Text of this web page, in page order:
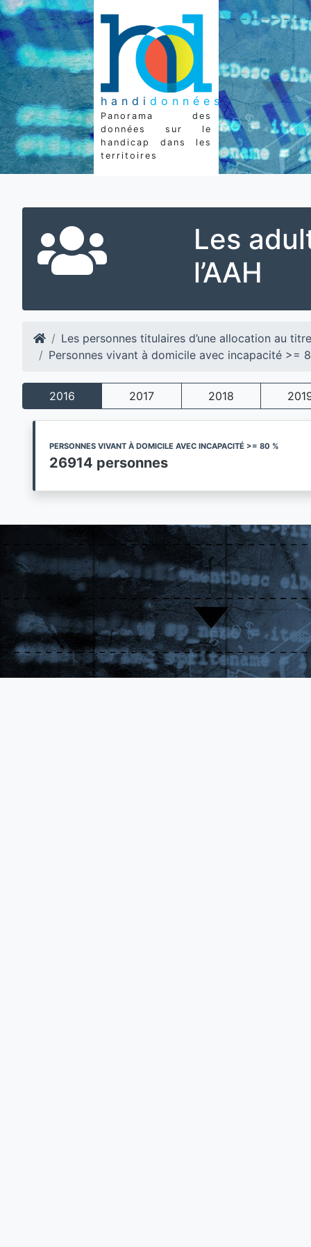
handi données
Panorama des
données sur le
handicap dans les
territoires
Les
l’AAH
Les personnes titulaires d’une allocation au
Personnes vivant à domicile avec incapacité >=
2016 2017 2018
PERSONNES VIVANT À DOMICILE AVEC INCAPACITÉ >= 80 %
26914 personnes